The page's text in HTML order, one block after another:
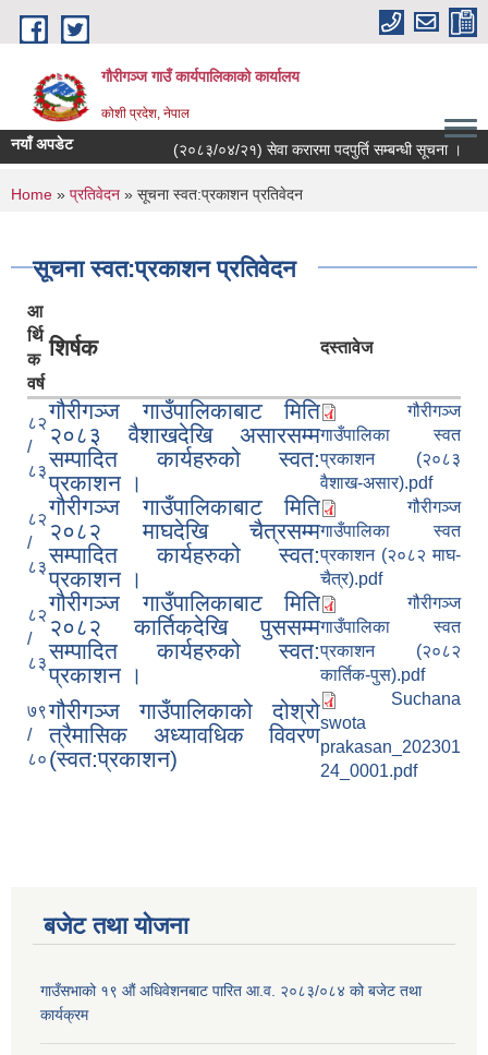
Skip to main content
गौरीगञ्‍ज गाउँ कार्यपालिकाको कार्यालय
कोशी प्रदेश, नेपाल
नयाँ अपडेट (२०८३/०४/२१) सेवा करारमा पदपुर्ति सम्बन्धी सूचना ।
You are here
Home » प्रतिवेदन » सूचना स्वत:प्रकाशन प्रतिवेदन
सूचना स्वत:प्रकाशन प्रतिवेदन
आ
र्थि
क
वर्ष
शिर्षक दस्तावेज
८२
/
८३
गौरीगञ्ज गाउँपालिकाबाट मिति
२०८३ वैशाखदेखि असारसम्म
सम्पादित कार्यहरुको स्वत:
प्रकाशन ।
गौरीगञ्ज
गाउँपालिका स्वत
प्रकाशन (२०८३
वैशाख-असार).pdf
८२
/
८३
गौरीगञ्ज गाउँपालिकाबाट मिति
२०८२ माघदेखि चैत्रसम्म
सम्पादित कार्यहरुको स्वत:
प्रकाशन ।
गौरीगञ्ज
गाउँपालिका स्वत
प्रकाशन (२०८२ माघ-
चैत्र).pdf
८२
/
८३
गौरीगञ्ज गाउँपालिकाबाट मिति
२०८२ कार्तिकदेखि पुससम्म
सम्पादित कार्यहरुको स्वत:
प्रकाशन ।
गौरीगञ्ज
गाउँपालिका स्वत
प्रकाशन (२०८२
कार्तिक-पुस).pdf
७९
/
८०
गौरीगञ्‍ज गाउँपालिकाको दोश्रो
त्रैमासिक अध्यावधिक विवरण
(स्वत:प्रकाशन)
Suchana
swota
prakasan_202301
24_0001.pdf
बजेट तथा याेजना
गाउँसभाको १९ औं अधिवेशनबाट पारित आ.व. २०८३/०८४ को बजेट तथा
कार्यक्रम